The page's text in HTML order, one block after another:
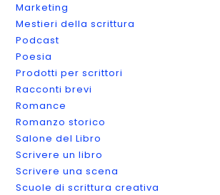
Marketing
Mestieri della scrittura
Podcast
Poesia
Prodotti per scrittori
Racconti brevi
Romance
Romanzo storico
Salone del Libro
Scrivere un libro
Scrivere una scena
Scuole di scrittura creativa